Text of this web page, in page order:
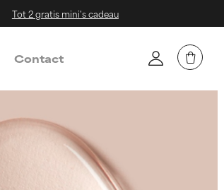
Tot 2 gratis mini's cadeau
Contact